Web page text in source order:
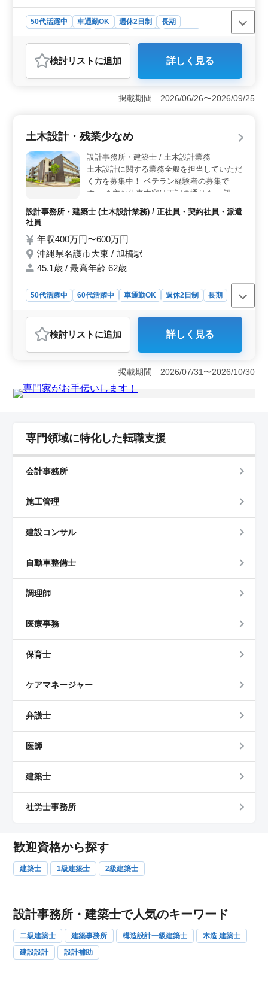
50代活躍中 車通勤OK 週休2日制
長期
おすすめポイント
＜キャリアパスの豊富さ＞ 建築構造設計の豊富な経験
が求められる案件です。40代以上の方に適しており、長
年のキャリアを活かせます。設計から施工監理までの一
校など幅広い建築案件に携われます。施主との打ち合わ
せから現地調査、CAD操作まで幅広い業務を経験でき、
やりがいを感じられる環境です。 ＜働きやすさとキ
ャリアアップ支援＞ 週休2日制や残業少なめなど、働き
やすい環境が整っています。資格手当や交通費支給など
ャリアを築けます。
検討リスト に追加 詳しく見る
掲載期間 2026/06/26〜2026/09/25
土木設計・残業少なめ
設計事務所・建築士 / 土木設計業務
土木設計に関する業務全般を担当していただ
く方を募集中！ ベテラン経験者の募集で
す。 ＊主な仕事内容は下記の通り＊ ・設計
土木に必要な有資格者は優遇いたします。
設計事務所・建築士 (土木設計業務) / 正社員・契約社員・派遣
社員
年収400万円〜600万円
沖縄県名護市大東 / 旭橋駅
45.1歳 / 最高年齢 62歳
50代活躍中 60代活躍中 車通勤OK 週休2日制
長期
派遣社員
おすすめポイント
＜ベテラン経験者が活躍できる環境＞ 中高年の経験豊
富な設計士が活躍している職場で、年齢に関わらずこれ
までのキャリアを存分に活かすことができる点が特徴で
す。土木設計の有資格者には優遇制度があり、橋梁や構
に従事できます。 ＜安定した収入と働きやすい勤務
条件＞ この職種は年収400万円〜600万円と収入面でも
安定が期待でき、さらに賞与が年2回支給されるため生活
基盤も安定します。また、週休2日制で残業が少なく、月
されるなど、移動に配慮した支援も充実しており、沖縄
でのライフスタイルに合った働きやすい環境です。
＜多様な業務内容でスキルアップのチャンス＞ 設計や
測量業務、橋梁や構造物の点検業務など幅広い土木業務
に携われるため、土木技術者としてのスキルをさらに磨
ける環境です。土木分野における様々な経験を積みなが
事の充実感とともに、自身の技術力をさらに高められる
検討リスト に追加 詳しく見る
掲載期間 2026/07/31〜2026/10/30
専門領域に特化した転職支援
会計事務所
施工管理
建設コンサル
自動車整備士
調理師
医療事務
保育士
ケアマネージャー
弁護士
医師
建築士
社労士事務所
歓迎資格から探す
建築士 1級建築士 2級建築士
設計事務所・建築士で人気のキーワード
二級建築士 建築事務所 構造設計一級建築士
木造 建築士
建設設計
設計補助